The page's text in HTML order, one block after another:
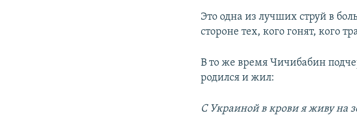
Это одна из лучших струй в
стороне тех, кого гонят, кого
В то же время Чичибабин
родился и жил:
С Украиной в крови я живу на